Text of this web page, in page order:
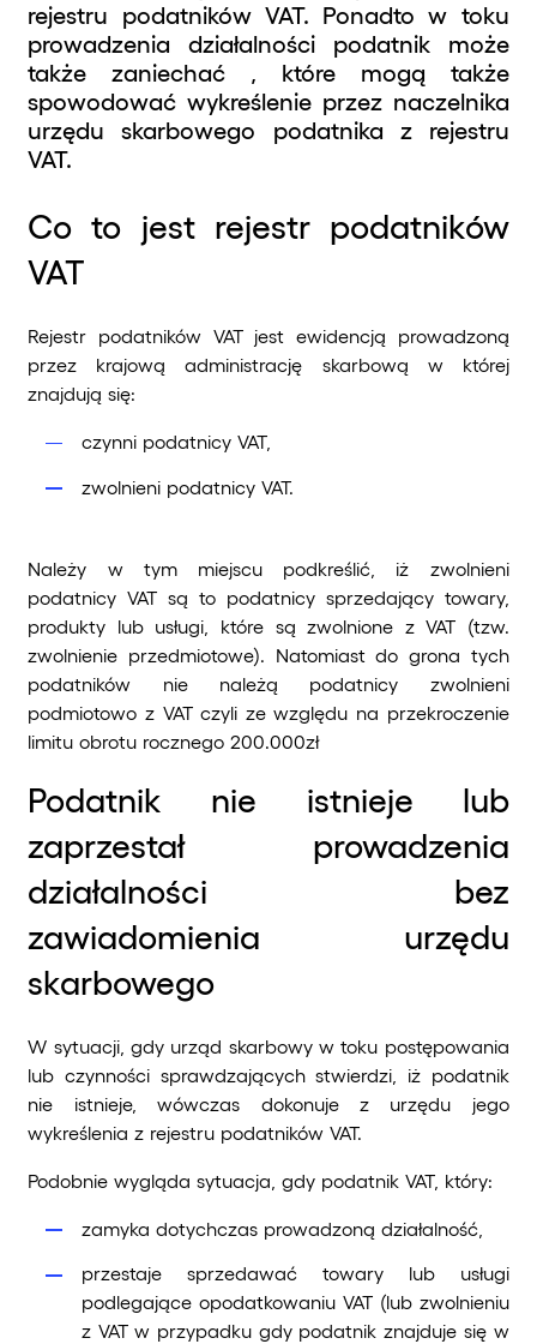
rejestru podatników VAT. Ponadto w toku
prowadzenia działalności podatnik może
także zaniechać , które mogą także
spowodować wykreślenie przez naczelnika
urzędu skarbowego podatnika z rejestru
VAT.
Co to jest rejestr podatników
VAT
Rejestr podatników VAT jest ewidencją prowadzoną
przez krajową administrację skarbową w której
znajdują się:
czynni podatnicy VAT,
zwolnieni podatnicy VAT.
Należy w tym miejscu podkreślić, iż zwolnieni
podatnicy VAT są to podatnicy sprzedający towary,
produkty lub usługi, które są zwolnione z VAT (tzw.
zwolnienie przedmiotowe). Natomiast do grona tych
podatników nie należą podatnicy zwolnieni
podmiotowo z VAT czyli ze względu na przekroczenie
limitu obrotu rocznego 200.000zł
Podatnik nie istnieje lub
zaprzestał prowadzenia
działalności bez
zawiadomienia urzędu
skarbowego
W sytuacji, gdy urząd skarbowy w toku postępowania
lub czynności sprawdzających stwierdzi, iż podatnik
nie istnieje, wówczas dokonuje z urzędu jego
wykreślenia z rejestru podatników VAT.
Podobnie wygląda sytuacja, gdy podatnik VAT, który:
zamyka dotychczas prowadzoną działalność,
przestaje sprzedawać towary lub usługi
podlegające opodatkowaniu VAT (lub zwolnieniu
z VAT w przypadku gdy podatnik znajduje się w